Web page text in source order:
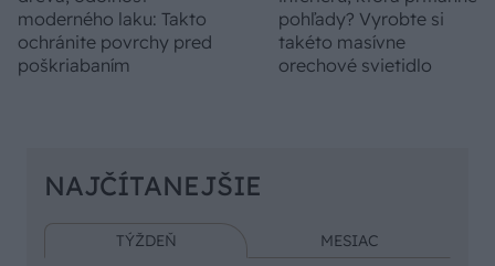
moderného laku: Takto
ochránite povrchy pred
poškriabaním
pohľady? Vyrobte si
takéto masívne
orechové svietidlo
NAJČÍTANEJŠIE
TÝŽDEŇ MESIAC